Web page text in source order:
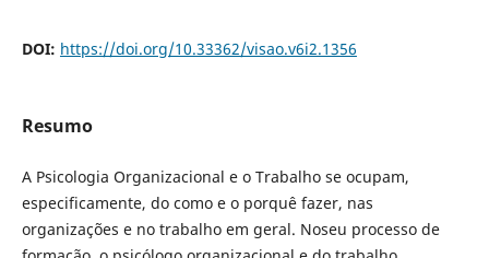
DOI: https://doi.org/10.33362/visao.v6i2.1356
Resumo
A Psicologia Organizacional e o Trabalho se ocupam,
especificamente, do como e o porquê fazer, nas
organizações e no trabalho em geral. Noseu processo de